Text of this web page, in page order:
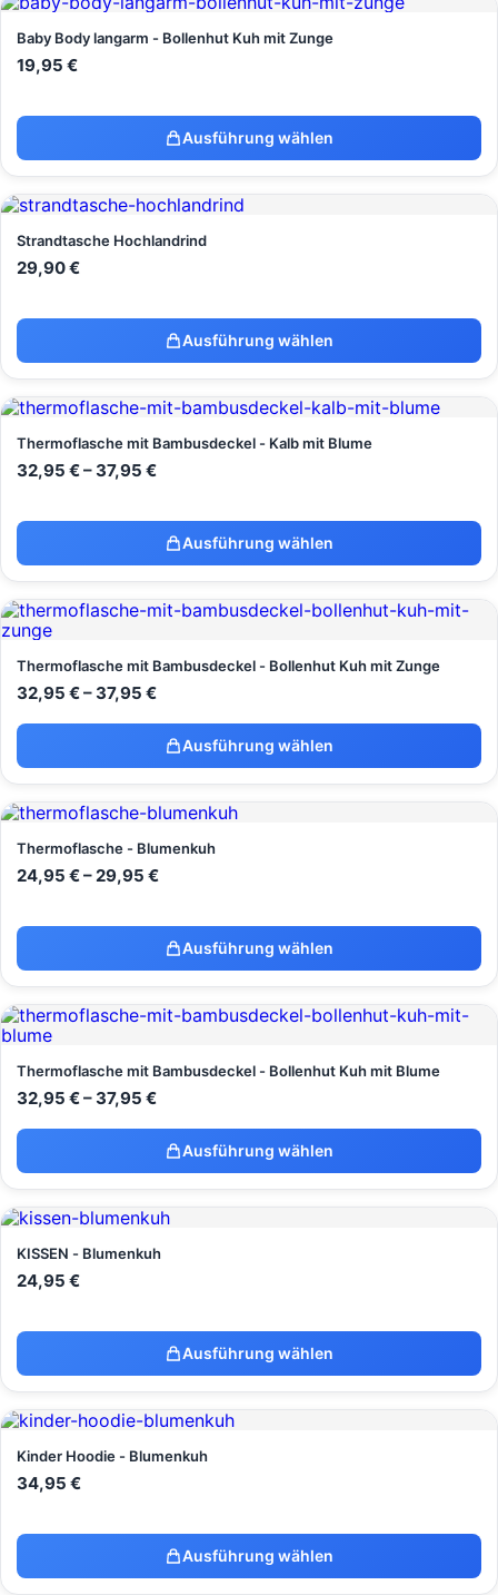
Baby Body langarm - Bollenhut Kuh mit Zunge
19,95 €
Ausführung wählen
Strandtasche Hochlandrind
29,90€
Ausführung wählen
Thermoflasche mit Bambusdeckel - Kalb mit Blume
32,95 €– 37,95 €
Ausführung wählen
Thermoflasche mit Bambusdeckel - Bollenhut Kuh mit Zunge
32,95 €– 37,95 €
Ausführung wählen
Thermoflasche - Blumenkuh
24,95 €–29,95 €
Ausführung wählen
Thermoflasche mit Bambusdeckel - Bollenhut Kuh mit Blume
32,95 €– 37,95 €
Ausführung wählen
KISSEN - Blumenkuh
24,95 €
Ausführung wählen
Kinder Hoodie - Blumenkuh
34,95 €
Ausführung wählen